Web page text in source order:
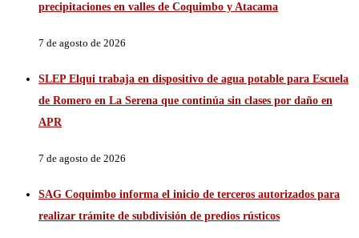
precipitaciones en valles de Coquimbo y Atacama
7 de agosto de 2026
SLEP Elqui trabaja en dispositivo de agua potable para Escuela
de Romero en La Serena que continúa sin clases por daño en
APR
7 de agosto de 2026
SAG Coquimbo informa el inicio de terceros autorizados para
realizar trámite de subdivisión de predios rústicos